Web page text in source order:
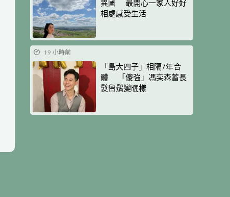
異國 最開心一家人好好
相處感受生活
19 小時前
「島大四子」相隔7年合
體 「傻強」馮奕森蓄長
髮留鬚變曬樣